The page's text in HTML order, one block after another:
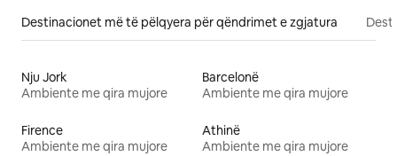
Destinacionet më të pëlqyera për qëndrimet e zgjatura
Nju Jork
Ambiente me qira mujore
Barcelonë
Ambiente me qira mujore
Firence
Ambiente me qira mujore
Athinë
Ambiente me qira mujore